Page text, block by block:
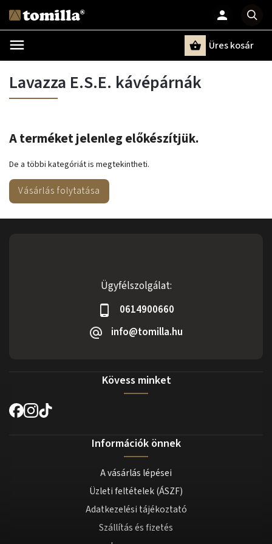
Üres kosár
Lavazza E.S.E. kávépárnák
A terméket jelenleg előkészítjük.
De a többi kategóriát is megtekintheti.
Vásárlás folytatása
Ügyfélszolgálat:
0614900660
info@tomilla.hu
Kövess minket
Információk önnek
A vásárlás lépései
Üzleti feltételek (ÁSZF)
Adatkezelési tájékoztató
Szállítás és fizetés